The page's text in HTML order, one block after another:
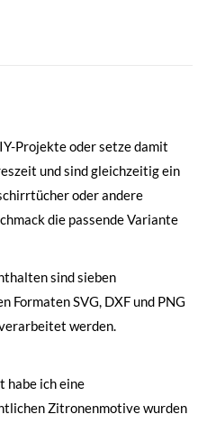
Projekte oder setze damit
und sind gleichzeitig ein
oder andere
die passende Variante
sind sieben
SVG, DXF und PNG
werden.
habe ich eine
Zitronenmotive wurden